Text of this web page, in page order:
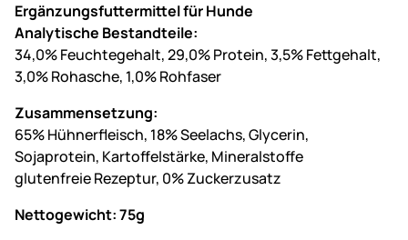
Ergänzungsfuttermittel für Hunde
Analytische Bestandteile:
34,0% Feuchtegehalt, 29,0% Protein, 3,5% Fettgehalt,
3,0% Rohasche, 1,0% Rohfaser
Zusammensetzung:
65% Hühnerfleisch, 18% Seelachs, Glycerin,
Sojaprotein, Kartoffelstärke, Mineralstoffe
glutenfreie Rezeptur, 0% Zuckerzusatz
Nettogewicht: 75g